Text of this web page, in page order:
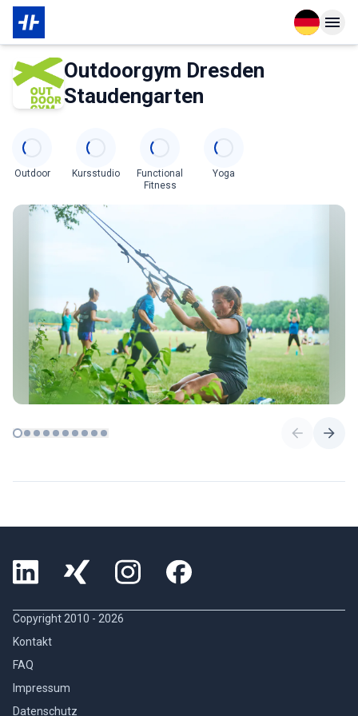
OpenOpen
Das Wichtigste zur Mitgliedschaft
Outdoorgym Dresden
Staudengarten
Outdoor Kursstudio
Functional
Fitness
Yoga
Copyright 2010 - 2026
Kontakt
FAQ
Impressum
Datenschutz